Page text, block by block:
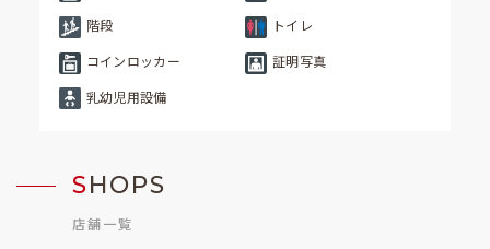
階段
トイレ
コインロッカー
証明写真
乳幼児用設備
SHOPS
店舗一覧